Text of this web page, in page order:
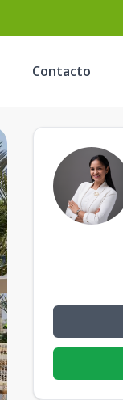
Contacto